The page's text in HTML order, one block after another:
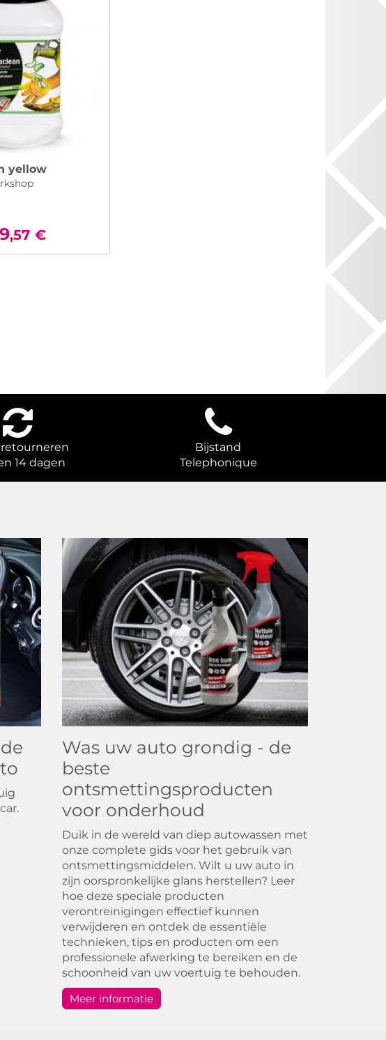
yellow
,57 €
retourneren
14 dagen
Bijstand
Telephonique
Was uw auto grondig - de
beste
ontsmettingsproducten
voor onderhoud
Duik in de wereld van diep autowassen met
onze complete gids voor het gebruik van
ontsmettingsmiddelen. Wilt u uw auto in
zijn oorspronkelijke glans herstellen? Leer
hoe deze speciale producten
verontreinigingen effectief kunnen
verwijderen en ontdek de essentiële
technieken, tips en producten om een
professionele afwerking te bereiken en de
schoonheid van uw voertuig te behouden.
Meer informatie